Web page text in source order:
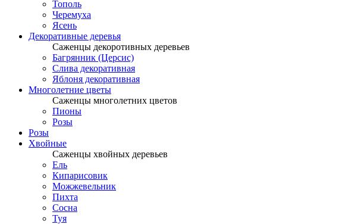
Тополь
Черемуха
Ясень
Декоративные деревья
Саженцы декоротивных деревьев
Багрянник (Церсис)
Слива декоративная
Яблоня декоративная
Многолетние цветы
Саженцы многолетних цветов
Пионы
Розы
Розы
Хвойные
Саженцы хвойных деревьев
Ель
Кипарисовик
Можжевельник
Пихта
Сосна
Туя